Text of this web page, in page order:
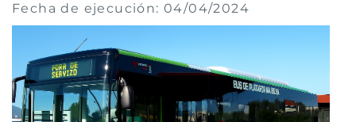
Fecha de ejecución: 04/04/2024